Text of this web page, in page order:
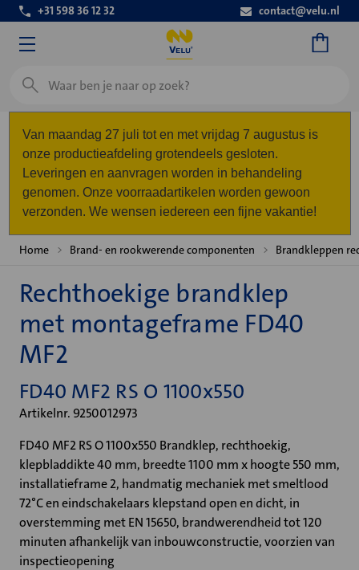
+31 598 36 12 32 contact@velu.nl
Zoeken
Van maandag 27 juli tot en met vrijdag 7 augustus is
onze productieafdeling grotendeels gesloten.
Leveringen en aanvragen worden in behandeling
genomen. Onze voorraadartikelen worden gewoon
verzonden. We wensen iedereen een fijne vakantie!
Home Brand- en rookwerende componenten Brandkleppen
Rechthoekige brandklep
met montageframe FD40
MF2
FD40 MF2 RS O 1100x550
Artikelnr. 9250012973
FD40 MF2 RS O 1100x550 Brandklep, rechthoekig,
klepbladdikte 40 mm, breedte 1100 mm x hoogte 550 mm,
installatieframe 2, handmatig mechaniek met smeltlood
72°C en eindschakelaars klepstand open en dicht, in
overstemming met EN 15650, brandwerendheid tot 120
minuten afhankelijk van inbouwconstructie, voorzien van
inspectieopening